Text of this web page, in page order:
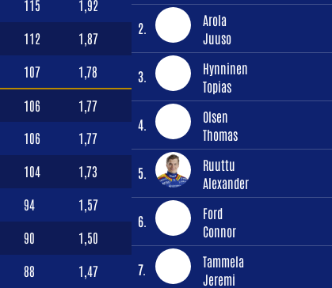
115 1,92
112 1,87
107 1,78
106 1,77
106 1,77
104 1,73
94 1,57
90 1,50
88 1,47
2.
Arola
Juuso
3.
Hynninen
Topias
4.
Olsen
Thomas
5.
Ruuttu
Alexander
6.
Ford
Connor
7.
Tammela
Jeremi